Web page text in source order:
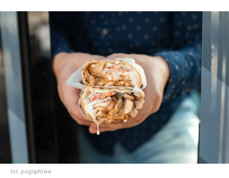
fot. poglądowe